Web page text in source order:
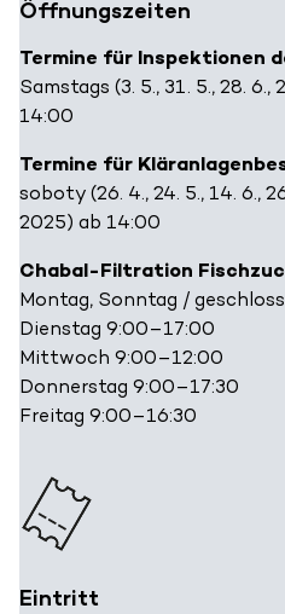
Öffnungszeiten
Termine für Inspektionen
Samstags (3. 5., 31. 5., 28. 6.,
14:00
Termine für
soboty (26. 4., 24. 5., 14. 6.,
2025) ab 14:00
Chabal-Filtration
Montag, Sonntag /
Dienstag 9:00–17:00
Mittwoch 9:00–12:00
Donnerstag 9:00–17:30
Freitag 9:00–16:30
Eintritt